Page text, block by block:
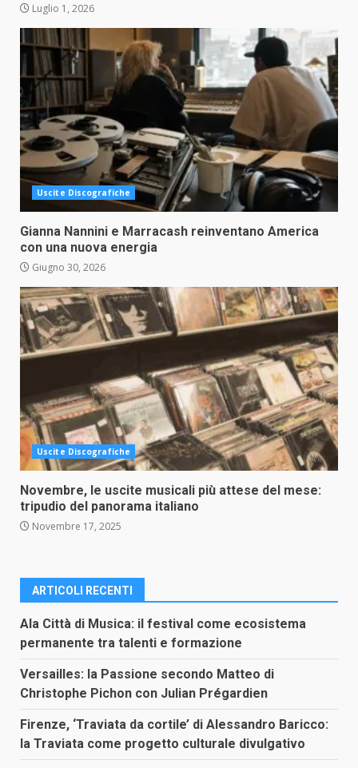
Luglio 1, 2026
Uscite Discografiche
Gianna Nannini e Marracash reinventano America
con una nuova energia
Giugno 30, 2026
Uscite Discografiche
Novembre, le uscite musicali più attese del mese:
tripudio del panorama italiano
Novembre 17, 2025
ARTICOLI RECENTI
Ala Città di Musica: il festival come ecosistema
permanente tra talenti e formazione
Versailles: la Passione secondo Matteo di
Christophe Pichon con Julian Prégardien
Firenze, ‘Traviata da cortile’ di Alessandro Baricco:
la Traviata come progetto culturale divulgativo